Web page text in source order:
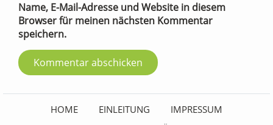
Name, E-Mail-Adresse und Website in diesem
Browser für meinen nächsten Kommentar
speichern.
HOME EINLEITUNG
IMPRESSUM